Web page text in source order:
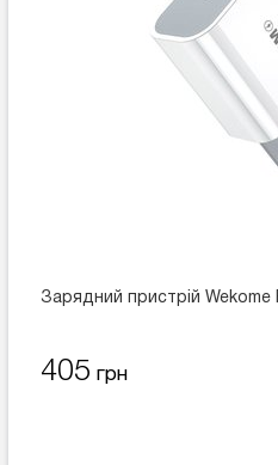
Зарядний пристрій Wekome
405 грн